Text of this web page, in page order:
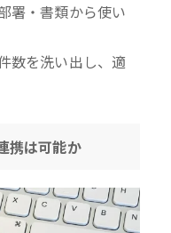
署・書類から使い
数を洗い出し、適
携は可能か